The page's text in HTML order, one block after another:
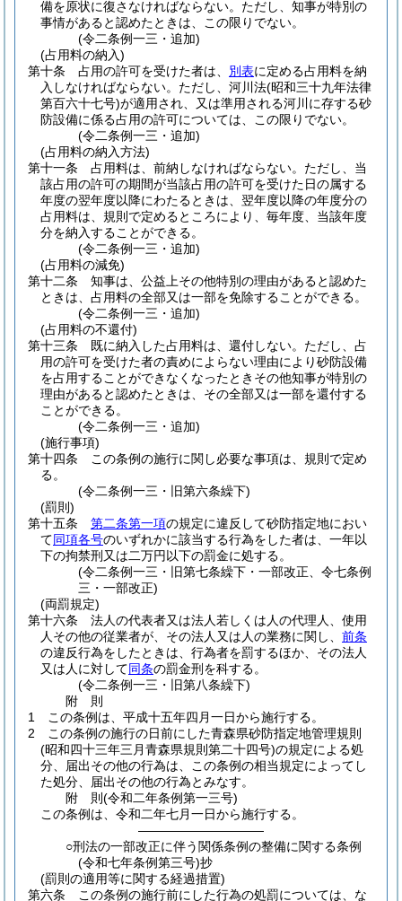
備を原状に復さなければならない。 ただし、知事が特別の
事情があると認めたときは、この限りでない。
(令二条例一三・追加)
(占用料の納入)
第十条
占用の許可を受けた者は、 別表に定める占用料を納
入しなければならない。 ただし、河川法(昭和三十九年法律
第百六十七号)が適用され、又は準用される河川に存する砂
防設備に係る占用の許可については、この限りでない。
(令二条例一三・追加)
(占用料の納入方法)
第十一条
占用料は、前納しなければならない。 ただし、当
該占用の許可の期間が当該占用の許可を受けた日の属する
年度の翌年度以降にわたるときは、翌年度以降の年度分の
占用料は、規則で定めるところにより、毎年度、当該年度
分を納入することができる。
(令二条例一三・追加)
(占用料の減免)
第十二条
知事は、公益上その他特別の理由があると認めた
ときは、占用料の全部又は一部を免除することができる。
(令二条例一三・追加)
(占用料の不還付)
第十三条
既に納入した占用料は、還付しない。 ただし、占
用の許可を受けた者の責めによらない理由により砂防設備
を占用することができなくなったときその他知事が特別の
理由があると認めたときは、その全部又は一部を還付する
ことができる。
(令二条例一三・追加)
(施行事項)
第十四条
この条例の施行に関し必要な事項は、規則で定め
る。
(令二条例一三・旧第六条繰下)
(罰則)
第十五条
第二条第一項の規定に違反して砂防指定地におい
て同項各号のいずれかに該当する行為をした者は、一年以
下の拘禁刑又は二万円以下の罰金に処する。
(令二条例一三・旧第七条繰下・一部改正、令七条例
三・一部改正)
(両罰規定)
第十六条
法人の代表者又は法人若しくは人の代理人、使用
人その他の従業者が、その法人又は人の業務に関し、 前条
の違反行為をしたときは、行為者を罰するほか、その法人
又は人に対して同条の罰金刑を科する。
(令二条例一三・旧第八条繰下)
附 則
1
この条例は、平成十五年四月一日から施行する。
2
この条例の施行の日前にした青森県砂防指定地管理規則
(昭和四十三年三月青森県規則第二十四号)の規定による処
分、届出その他の行為は、この条例の相当規定によってし
た処分、届出その他の行為とみなす。
附 則(令和二年条例第一三号)
この条例は、令和二年七月一日から施行する。
――――――――――
○刑法の一部改正に伴う関係条例の整備に関する条例
(令和七年条例第三号)抄
(罰則の適用等に関する経過措置)
第六条
この条例の施行前にした行為の処罰については、な